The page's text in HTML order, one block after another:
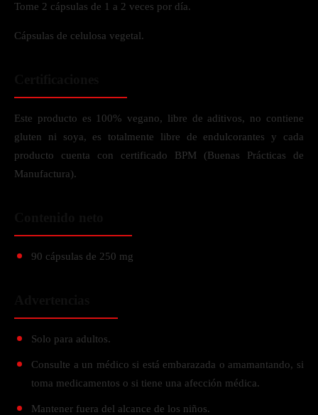
Tome 2 cápsulas de 1 a 2 veces por día.
Cápsulas de celulosa vegetal.
Este producto es 100% vegano, libre de aditivos, no contiene
gluten ni soya, es totalmente libre de endulcorantes y cada
producto cuenta con certificado BPM (Buenas Prácticas de
Manufactura).
90 cápsulas de 250 mg
Solo para adultos.
Consulte a un médico si está embarazada o amamantando, si
toma medicamentos o si tiene una afección médica.
Mantener fuera del alcance de los niños.